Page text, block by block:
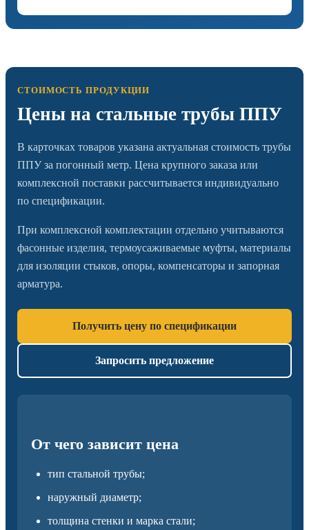
СТОИМОСТЬ ПРОДУКЦИИ
Цены на стальные трубы ППУ
В карточках товаров указана актуальная стоимость трубы
ППУ за погонный метр. Цена крупного заказа или
комплексной поставки рассчитывается индивидуально
по спецификации.
При комплексной комплектации отдельно учитываются
фасонные изделия, термоусаживаемые муфты, материалы
для изоляции стыков, опоры, компенсаторы и запорная
арматура.
Получить цену по спецификации
Запросить предложение
От чего зависит цена
тип стальной трубы;
наружный диаметр;
толщина стенки и марка стали;